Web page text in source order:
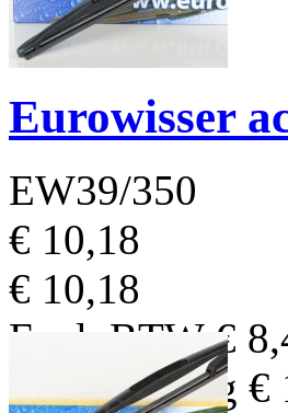
Eurowisser
EW39/350
€ 10,18
€ 10,18
Excl. BTW€
BTW Bedrag €